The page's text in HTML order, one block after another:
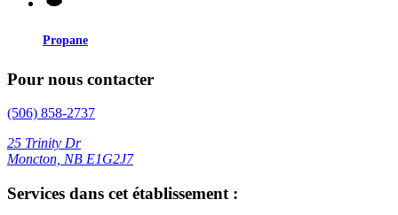
Propane
Pour nous contacter
(506) 858-2737
25 Trinity Dr
Moncton, NB E1G2J7
Services dans cet établissement :